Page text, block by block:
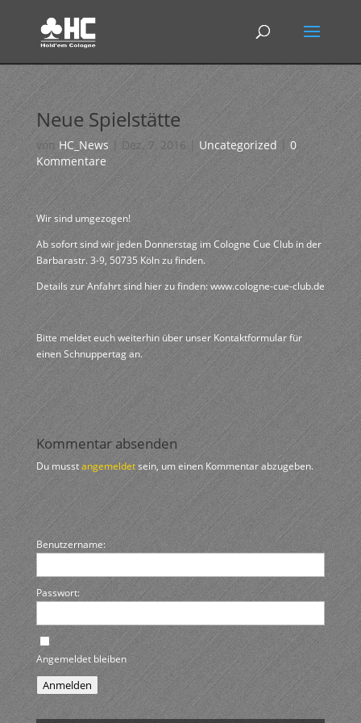
Neue Spielstätte
von HC_News | Dez. 7, 2016| Uncategorized |0
Kommentare
Wir sind umgezogen!
Ab sofort sind wir jeden Donnerstag im Cologne Cue Club in der
Barbarastr. 3-9, 50735 Köln zu finden.
Details zur Anfahrt sind hier zu finden: www.cologne-cue-club.de
Bitte meldet euch weiterhin über unser Kontaktformular für
einen Schnuppertag an.
Kommentar absenden
Du musstangemeldetsein, um einen Kommentar abzugeben.
Benutzername:
Passwort:
Angemeldet bleiben
Anmelden